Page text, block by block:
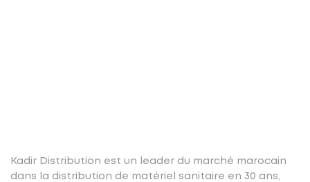
Kadir Distribution est un leader du marché marocain
dans la distribution de matériel sanitaire en 30 ans,